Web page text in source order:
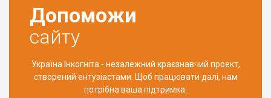
Допоможи
сайту
Україна Інкогніта - незалежний краєзнавчий проект,
створений ентузіастами. Щоб працювати далі, нам
потрібна ваша підтримка.